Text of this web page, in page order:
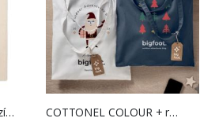
ZEVRA bevásárlótáska színes fülekkel COTTONEL COLOUR + reklámtáska logózással